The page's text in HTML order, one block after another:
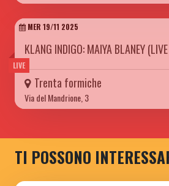
LIVE
MER 19/11 2025
KLANG INDIGO: MAIYA BLANEY
Trenta formiche
Via del Mandrione, 3
TI POSSONO